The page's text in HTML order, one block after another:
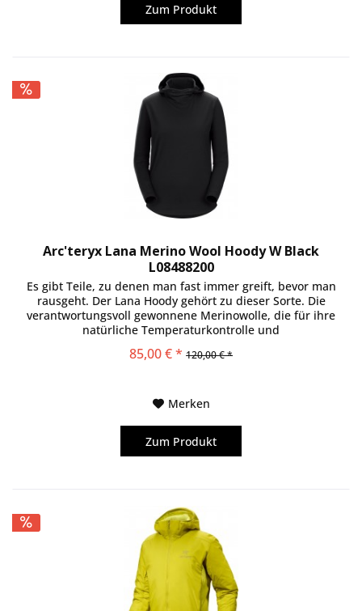
Zum Produkt
Arc'teryx Lana Merino Wool Hoody W Black
L08488200
Es gibt Teile, zu denen man fast immer greift, bevor man
rausgeht. Der Lana Hoody gehört zu dieser Sorte. Die
verantwortungsvoll gewonnene Merinowolle, die für ihre
natürliche Temperaturkontrolle und
85,00 € * 120,00 € *
Merken
Zum Produkt